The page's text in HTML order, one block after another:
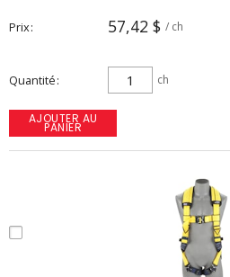
Prix 57,42 $ / ch
Quantité ch
AJOUTER AU
PANIER